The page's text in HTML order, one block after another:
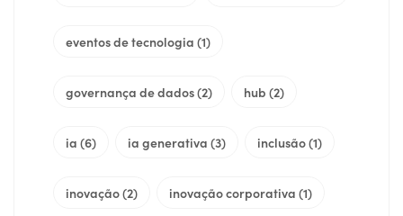
eventos de tecnologia (1)
governança de dados(2) hub (2)
ia (6) ia generativa (3) inclusão(1)
inovação(2) inovação corporativa (1)